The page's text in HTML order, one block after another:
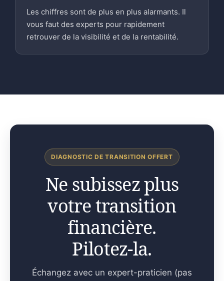
Les chiffres sont de plus en plus alarmants. Il
vous faut des experts pour rapidement
retrouver de la visibilité et de la rentabilité.
DIAGNOSTIC DE TRANSITION OFFERT
Ne subissez plus
votre transition
financière.
Pilotez-la.
Échangez avec un expert-praticien (pas